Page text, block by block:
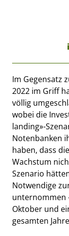
Im Gegensatz
2022 im Griff
völlig
wobei die
landing»-
Notenbanken
haben, dass
Wachstum
Szenario
Notwendige
unternommen
Oktober und
gesamten